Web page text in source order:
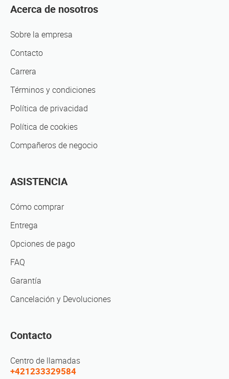
Acerca de nosotros
Sobre la empresa
Contacto
Carrera
Términos y condiciones
Política de privacidad
Política de cookies
Compañeros de negocio
ASISTENCIA
Cómo comprar
Entrega
Opciones de pago
FAQ
Garantía
Cancelación y Devoluciones
Contacto
Centro de llamadas
+421233329584